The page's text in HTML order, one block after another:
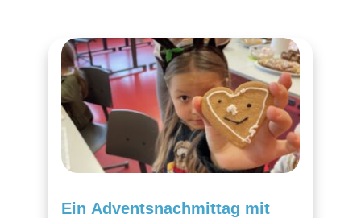
Ein Adventsnachmittag mit